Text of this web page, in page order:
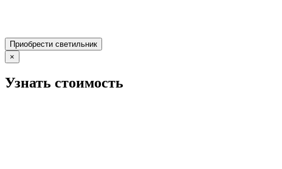
Приобрести светильник
×
Узнать стоимость